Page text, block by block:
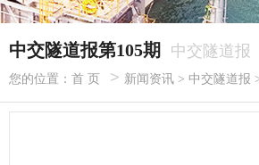
中交隧道报第105期 中交隧道报
您的位置： 首 页 > 新闻资讯 > 中交隧道报